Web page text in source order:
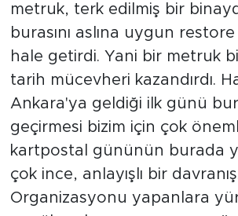
metruk, terk edilmiş bir
burasını aslına uygun
hale getirdi. Yani bir metruk
tarih mücevheri kazandırdı.
Ankara'ya geldiği ilk günü
geçirmesi bizim için çok
kartpostal gününün burada
çok ince, anlayışlı bir
Organizasyonu yapanlara